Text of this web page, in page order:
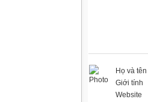
Họ và tên
Giới tính
Website